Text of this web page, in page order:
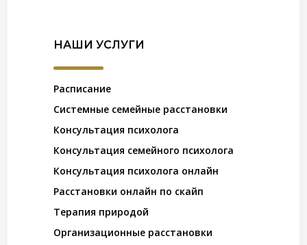
НАШИ УСЛУГИ
Расписание
Системные семейные расстановки
Консультация психолога
Консультация семейного психолога
Консультация психолога онлайн
Расстановки онлайн по скайп
Терапия природой
Организационные расстановки